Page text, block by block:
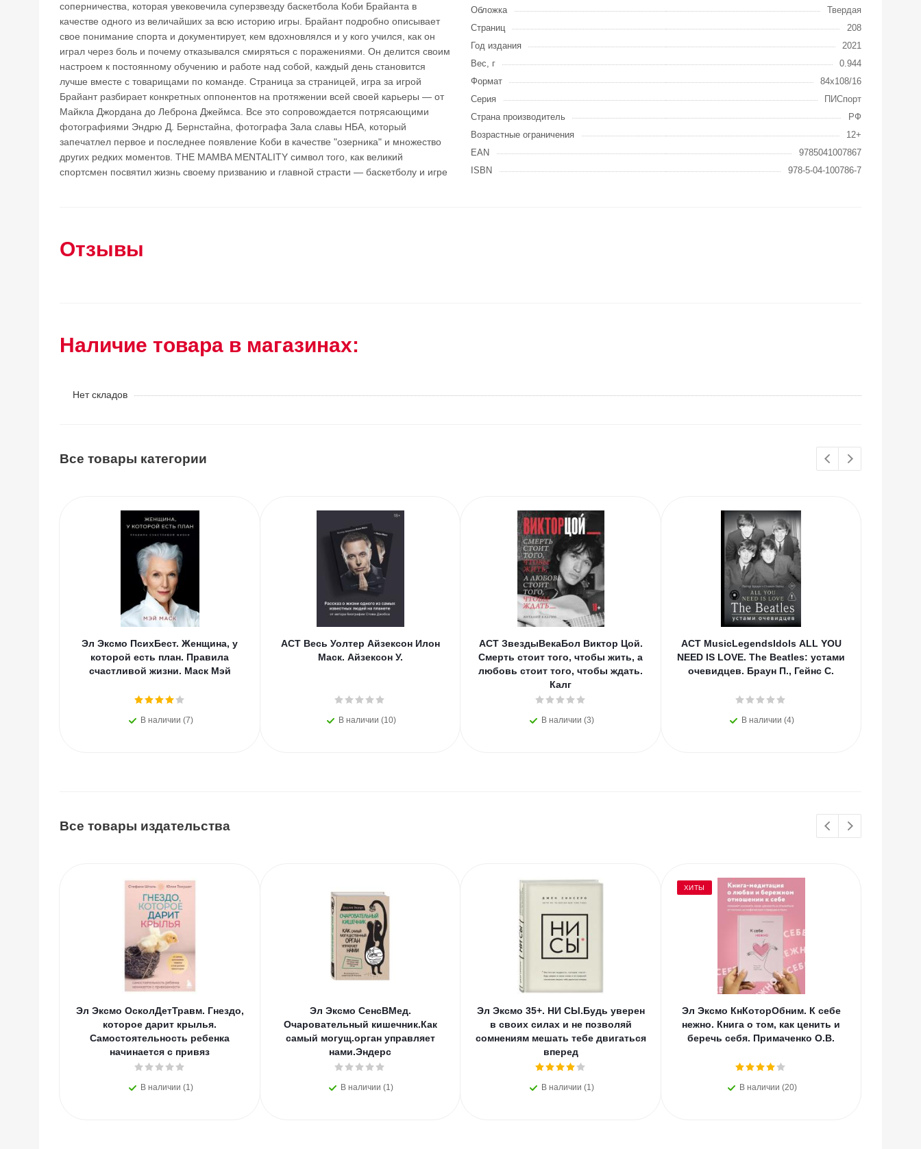
соперничества, которая увековечила суперзвезду баскетбола Коби Брайанта в
качестве одного из величайших за всю историю игры. Брайант подробно описывает
свое понимание спорта и документирует, кем вдохновлялся и у кого учился, как он
играл через боль и почему отказывался смиряться с поражениями. Он делится своим
настроем к постоянному обучению и работе над собой, каждый день становится
лучше вместе с товарищами по команде. Страница за страницей, игра за игрой
Брайант разбирает конкретных оппонентов на протяжении всей своей карьеры — от
Майкла Джордана до Леброна Джеймса. Все это сопровождается потрясающими
фотографиями Эндрю Д. Бернстайна, фотографа Зала славы НБА, который
запечатлел первое и последнее появление Коби в качестве "озерника" и множество
других редких моментов. THE MAMBA MENTALITY символ того, как великий
спортсмен посвятил жизнь своему призванию и главной страсти — баскетболу и игре
Обложка
Твердая
Страниц
208
Год издания
2021
Вес, г
0.944
Формат
84x108/16
Серия
ПИСпорт
Страна производитель
РФ
Возрастные ограничения
12+
EAN
9785041007867
ISBN
978-5-04-100786-7
Отзывы
Наличие товара в магазинах:
Нет складов
Все товары категории
Эл Эксмо ПсихБест. Женщина, у
которой есть план. Правила
счастливой жизни. Маск Мэй
В наличии (7)
АСТ Весь Уолтер Айзексон Илон
Маск. Айзексон У.
В наличии (10)
АСТ ЗвездыВекаБол Виктор Цой.
Смерть стоит того, чтобы жить, а
любовь стоит того, чтобы ждать.
Калг
В наличии (3)
АСТ MusicLegendsIdols ALL YOU
NEED IS LOVE. The Beatles: устами
очевидцев. Браун П., Гейнс С.
В наличии (4)
Все товары издательства
Эл Эксмо ОсколДетТравм. Гнездо,
которое дарит крылья.
Самостоятельность ребенка
начинается с привяз
В наличии (1)
Эл Эксмо СенсВМед.
Очаровательный кишечник.Как
самый могущ.орган управляет
нами.Эндерс
В наличии (1)
Эл Эксмо 35+. НИ СЫ.Будь уверен
в своих силах и не позволяй
сомнениям мешать тебе двигаться
вперед
В наличии (1)
ХИТЫ
Эл Эксмо КнКоторОбним. К себе
нежно. Книга о том, как ценить и
беречь себя. Примаченко О.В.
В наличии (20)